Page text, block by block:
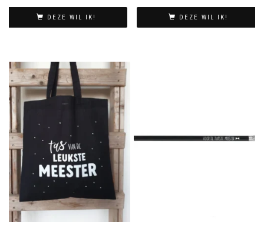
DEZE WIL IK! DEZE WIL IK!